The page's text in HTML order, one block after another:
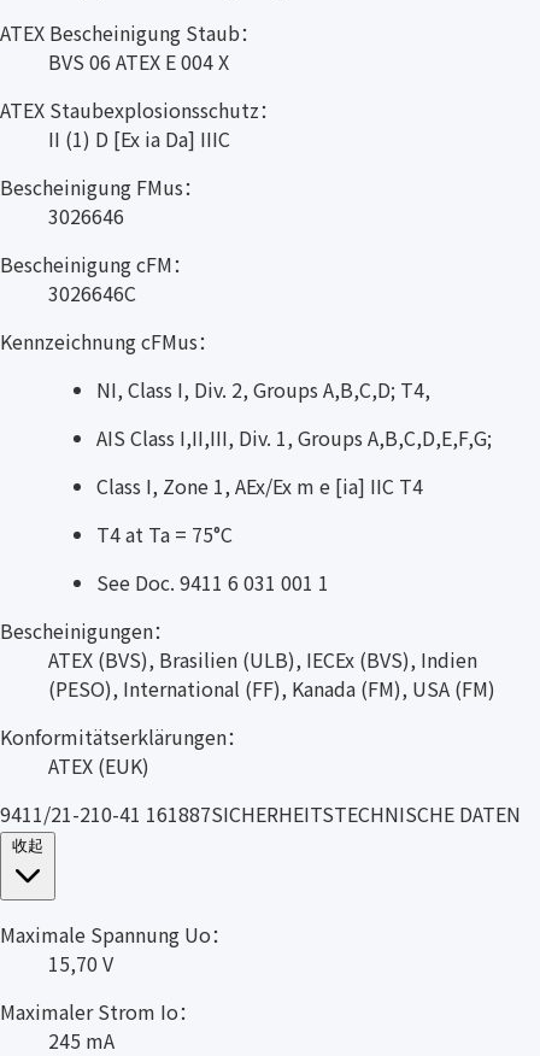
ATEX Bescheinigung Staub：
BVS 06 ATEX E 004 X
ATEX Staubexplosionsschutz：
II (1) D [Ex ia Da] IIIC
Bescheinigung FMus：
3026646
Bescheinigung cFM：
3026646C
Kennzeichnung cFMus：
NI, Class I, Div. 2, Groups A,B,C,D; T4,
AIS Class I,II,III, Div. 1, Groups A,B,C,D,E,F,G;
Class I, Zone 1, AEx/Ex m e [ia] IIC T4
T4 at Ta = 75°C
See Doc. 9411 6 031 001 1
Bescheinigungen：
ATEX (BVS), Brasilien (ULB), IECEx (BVS), Indien
(PESO), International (FF), Kanada (FM), USA (FM)
Konformitätserklärungen：
ATEX (EUK)
9411/21-210-41 161887SICHERHEITSTECHNISCHE DATEN
Maximale Spannung Uo：
15,70 V
Maximaler Strom Io：
245 mA